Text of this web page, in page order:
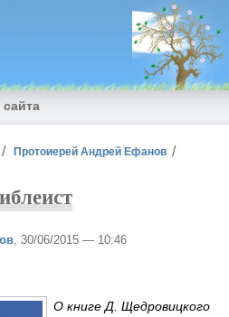
Протоиерей Андрей Ефанов
, 30/06/2015 — 10:46
О книге Д. Щедровицкого